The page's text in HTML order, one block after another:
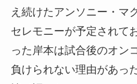
え続けたアンソニー・マ
セレモニーが予定されて
った岸本は試合後のオン
負けられない理由があっ